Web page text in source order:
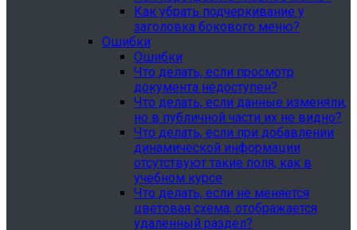
Как убрать подчеркивание у
заголовка бокового меню?
Ошибки
Ошибки
Что делать, если просмотр
документа недоступен?
Что делать, если данные изменяли,
но в публичной части их не видно?
Что делать, если при добавлении
динамической информации
отсутствуют такие поля, как в
учебном курсе
Что делать, если не меняется
цветовая схема, отображается
удаленный раздел?